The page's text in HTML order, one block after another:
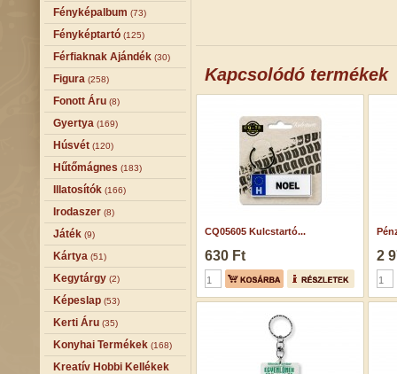
Fényképalbum (73)
Fényképtartó (125)
Férfiaknak Ajándék (30)
Figura (258)
Fonott Áru (8)
Gyertya (169)
Húsvét (120)
Hűtőmágnes (183)
Illatosítók (166)
Irodaszer (8)
Játék (9)
Kártya (51)
Kegytárgy (2)
Képeslap (53)
Kerti Áru (35)
Konyhai Termékek (168)
Kreatív Hobbi Kellékek
Kapcsolódó termékek
CQ05605 Kulcstartó...
630 Ft 2